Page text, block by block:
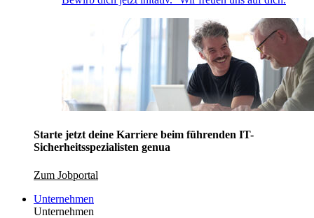
Starte jetzt deine Karriere beim führenden IT-
Sicherheitsspezialisten genua
Zum Jobportal
Unternehmen
Unternehmen